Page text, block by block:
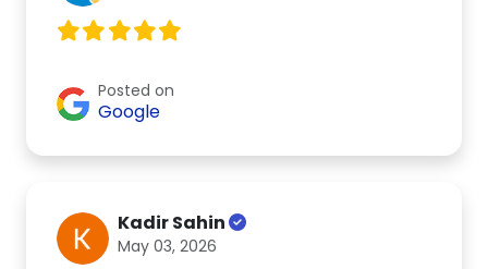
Posted on
Google
Kadir Sahin
May 03, 2026